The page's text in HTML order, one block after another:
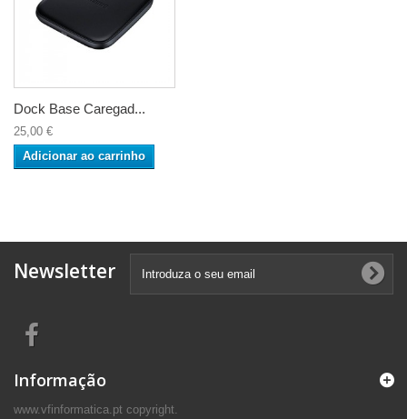
Dock Base Caregad...
25,00 €
Adicionar ao carrinho
Newsletter
Informação
www.vfinformatica.pt copyright.